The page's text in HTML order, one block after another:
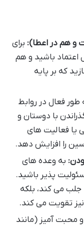
و هم در اعطا): برای
باشید و هم
که بر پایه
طور فعال در روابط
با دوستان و
یا فعالیت های
را افزایش دهد.
به وعده های
پذیر باشید.
جلب می کند، بلکه
تقویت می کند.
محبت آمیز (مانند